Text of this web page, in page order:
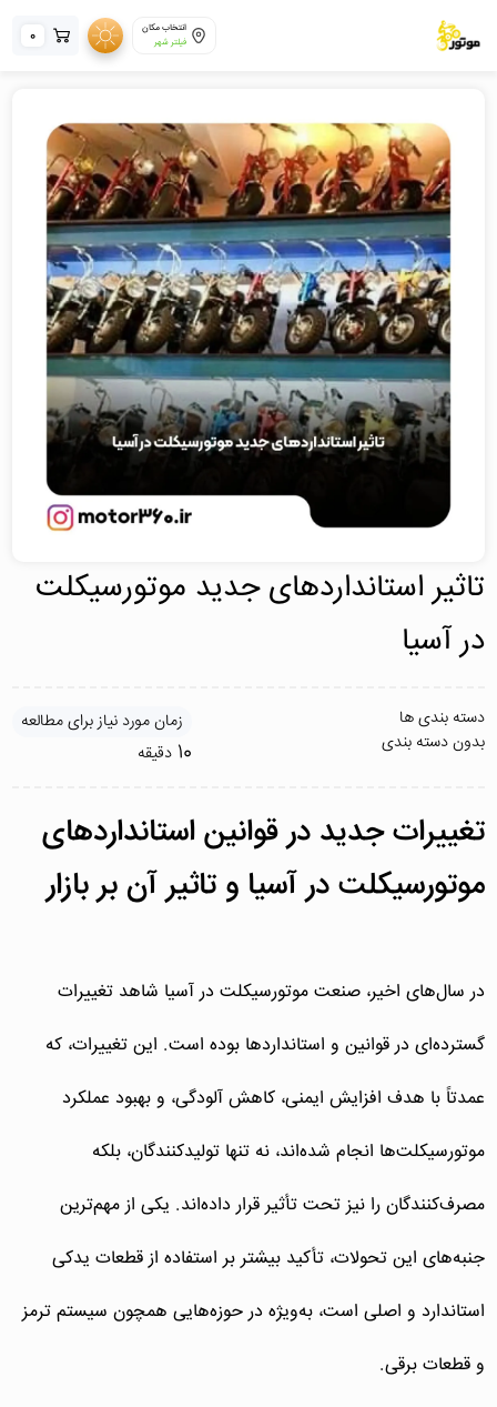
انتخاب مکان
فیلتر شهر
0
تاثیر استانداردهای جدید موتورسیکلت
در آسیا
دسته بندی ها
بدون دسته بندی
زمان مورد نیاز برای مطالعه
10 دقیقه
تغییرات جدید در قوانین استانداردهای
موتورسیکلت در آسیا و تاثیر آن بر بازار
در سال‌های اخیر، صنعت موتورسیکلت در آسیا شاهد تغییرات
گسترده‌ای در قوانین و استانداردها بوده است. این تغییرات، که
عمدتاً با هدف افزایش ایمنی، کاهش آلودگی، و بهبود عملکرد
موتورسیکلت‌ها انجام شده‌اند، نه تنها تولیدکنندگان، بلکه
مصرف‌کنندگان را نیز تحت تأثیر قرار داده‌اند. یکی از مهم‌ترین
جنبه‌های این تحولات، تأکید بیشتر بر استفاده از قطعات یدکی
استاندارد و اصلی است، به‌ویژه در حوزه‌هایی همچون سیستم ترمز
و قطعات برقی.